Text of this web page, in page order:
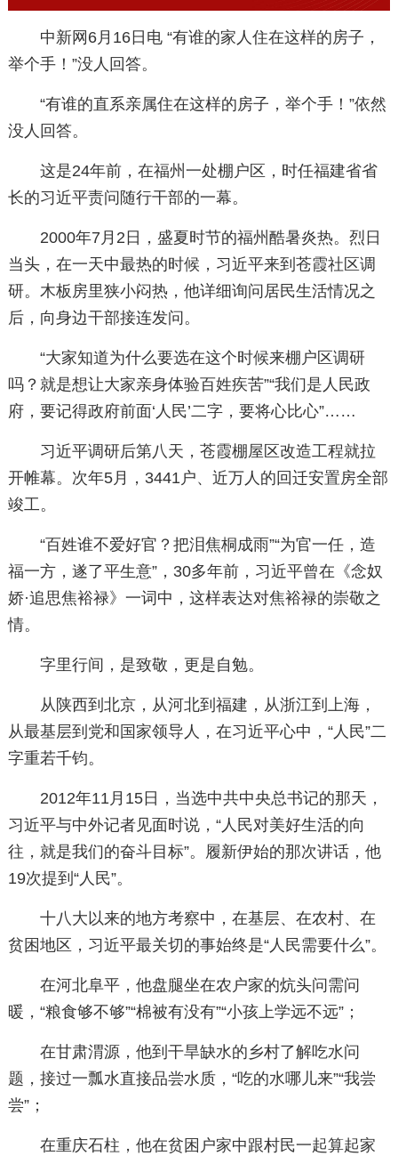
中新网6月16日电 “有谁的家人住在这样的房子，
举个手！”没人回答。
“有谁的直系亲属住在这样的房子，举个手！”依然
没人回答。
这是24年前，在福州一处棚户区，时任福建省省
长的习近平责问随行干部的一幕。
2000年7月2日，盛夏时节的福州酷暑炎热。烈日
当头，在一天中最热的时候，习近平来到苍霞社区调
研。木板房里狭小闷热，他详细询问居民生活情况之
后，向身边干部接连发问。
“大家知道为什么要选在这个时候来棚户区调研
吗？就是想让大家亲身体验百姓疾苦”“我们是人民政
府，要记得政府前面‘人民’二字，要将心比心”……
习近平调研后第八天，苍霞棚屋区改造工程就拉
开帷幕。次年5月，3441户、近万人的回迁安置房全部
竣工。
“百姓谁不爱好官？把泪焦桐成雨”“为官一任，造
福一方，遂了平生意”，30多年前，习近平曾在《念奴
娇·追思焦裕禄》一词中，这样表达对焦裕禄的崇敬之
情。
字里行间，是致敬，更是自勉。
从陕西到北京，从河北到福建，从浙江到上海，
从最基层到党和国家领导人，在习近平心中，“人民”二
字重若千钧。
2012年11月15日，当选中共中央总书记的那天，
习近平与中外记者见面时说，“人民对美好生活的向
往，就是我们的奋斗目标”。履新伊始的那次讲话，他
19次提到“人民”。
十八大以来的地方考察中，在基层、在农村、在
贫困地区，习近平最关切的事始终是“人民需要什么”。
在河北阜平，他盘腿坐在农户家的炕头问需问
暖，“粮食够不够”“棉被有没有”“小孩上学远不远”；
在甘肃渭源，他到干旱缺水的乡村了解吃水问
题，接过一瓢水直接品尝水质，“吃的水哪儿来”“我尝
尝”；
在重庆石柱，他在贫困户家中跟村民一起算起家